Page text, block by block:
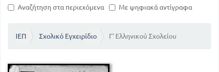
Αναζήτηση στα περιεχόμενα Με ψηφιακά αντίγραφα
ΙΕΠ Σχολικό Εγχειρίδιο Γ' Ελληνικού Σχολείου